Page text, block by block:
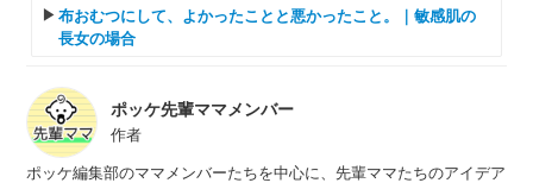
布おむつにして、よかったことと悪かったこと。｜敏感肌の
長女の場合
ポッケ先輩ママメンバー
作者
ポッケ編集部のママメンバーたちを中心に、先輩ママたちのアイデア